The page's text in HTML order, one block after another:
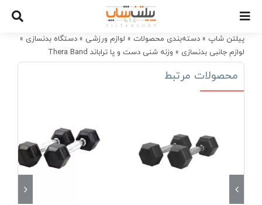
contentپیلتن شاپ » دسته‌بندی محصولات » لوازم ورزشی » دستگاه بدنسازی »
لوازم جانبی بدنسازی » وزنه شنی دست و پا تراباند Thera Band
محصولات مرتبط